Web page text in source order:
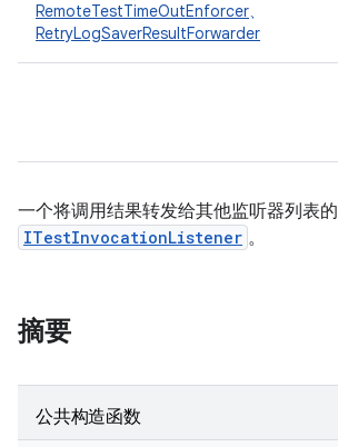
RemoteTestTimeOutEnforcer、
RetryLogSaverResultForwarder
一个将调用结果转发给其他监听器列表的
ITestInvocationListener 。
摘要
公共构造函数